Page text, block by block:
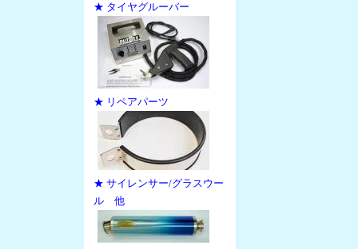
★ タイヤグルーバー
★ リペアパーツ
★ サイレンサー/グラスウー
ル 他